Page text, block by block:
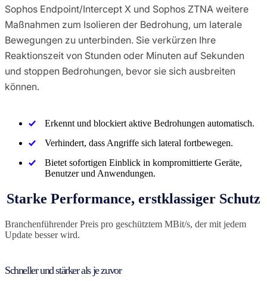
Sophos Endpoint/Intercept X und Sophos ZTNA weitere
Maßnahmen zum Isolieren der Bedrohung, um laterale
Bewegungen zu unterbinden. Sie verkürzen Ihre
Reaktionszeit von Stunden oder Minuten auf Sekunden
und stoppen Bedrohungen, bevor sie sich ausbreiten
können.
Erkennt und blockiert aktive Bedrohungen automatisch.
Verhindert, dass Angriffe sich lateral fortbewegen.
Bietet sofortigen Einblick in kompromittierte Geräte,
Benutzer und Anwendungen.
Starke Performance, erstklassiger Schutz
Branchenführender Preis pro geschütztem MBit/s, der mit jedem
Update besser wird.
Schneller und stärker als je zuvor